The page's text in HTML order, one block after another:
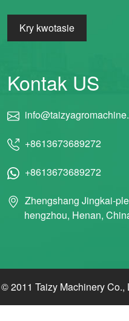
Kry kwotasie
Kontak US
+8613673689272
+8613673689272
Zhengshang Jingkai-
hengzhou, Henan,
© 2011 Taizy Machinery